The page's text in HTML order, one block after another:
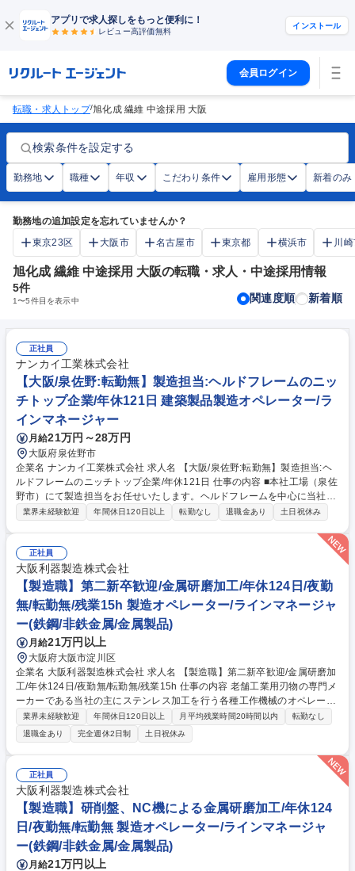
アプリで求人探しをもっと便利に！
レビュー高評価無料
インストール
会員ログイン
転職・求人トップ/旭化成 繊維 中途採用 大阪
検索条件を設定する
勤務地 職種 年収 こだわり条件 雇用形態 新着のみ
勤務地の追加設定を忘れていませんか？
東京23区
大阪市 名古屋市 東京都 横浜市 川
旭化成 繊維 中途採用 大阪の転職・求人・中途採用情報
5件
1〜5件目を表示中 関連度順 新着順
正社員
ナンカイ工業株式会社
【大阪/泉佐野:転勤無】製造担当:ヘルドフレームのニッ
チトップ企業/年休121日 建築製品製造オペレーター/ラ
インマネージャー
月給21万円～28万円
大阪府泉佐野市
企業名 ナンカイ工業株式会社 求人名 【大阪/泉佐野:転勤無】製造担当:ヘ
ルドフレームのニッチトップ企業/年休121日 仕事の内容 ■本社工場（泉佐
野市）にて製造担当をお任せいたします。ヘルドフレームを中心に当社製
品の製造（機械オペレーター）をお任せします。 【会社HP】https://nank
や他の専用設備のオペレーターを担当頂きます。 ■入社後は先輩社員がＯ
ＪＴで指導およびフォローを行います。 【ヘルドフレームとは】 ■織物を
織りあげる機械を「織機（しょっき）」と呼ぶのですが、その織機の部品
として使用されます。海外向けの需要が好調です。 募集職種 【大阪/泉佐
野:転勤無】製造担当:ヘルドフレームのニッチトップ企業/年休121日
業界未経験歓迎 年間休日120日以上 転勤なし 退職金あり 土日祝休み
正社員
大阪利器製造株式会社
【製造職】第二新卒歓迎/金属研磨加工/年休124日/夜勤
無/転勤無/残業15h 製造オペレーター/ラインマネージャ
ー(鉄鋼/非鉄金属/金属製品)
月給21万円以上
大阪府大阪市淀川区
企業名 大阪利器製造株式会社 求人名 【製造職】第二新卒歓迎/金属研磨加
工/年休124日/夜勤無/転勤無/残業15h 仕事の内容 老舗工業用刃物の専門メ
ーカーである当社の主にステンレス加工を行う各種工作機械のオペレータ
ー業務をご担当いただきます。主に操作していただく工作機械は平面研削
盤、NC機となります。 当社の刃物は高精度な工業製品という位置づけの
ため、細やかな加工技術が必要となり、専門スキルを身に付けることが可
能です。多品種少量生産のため流れ作業はなく、ひとつひとつやりがいが
あります。 入社後はOJT形式による研修フォローがあるため、ご安心くだ
さい。 募集職種 【製造職】第二新卒歓迎/金属研磨加工/年休124日/夜勤
無/転勤無/残業15h
業界未経験歓迎 年間休日120日以上 月平均残業時間20時間以内
転勤なし
退職金あり
完全週休2日制 土日祝休み
正社員
大阪利器製造株式会社
【製造職】研削盤、NC機による金属研磨加工/年休124
日/夜勤無/転勤無 製造オペレーター/ラインマネージャ
ー(鉄鋼/非鉄金属/金属製品)
月給21万円以上